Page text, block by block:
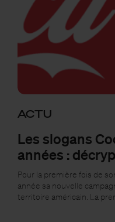
ACTU
Les slogans
années :
Pour la première fois de
année sa nouvelle
territoire américain. La